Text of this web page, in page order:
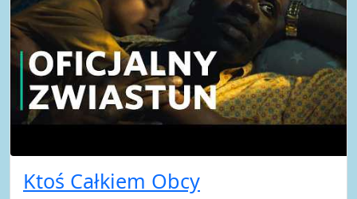
Ktoś Całkiem Obcy